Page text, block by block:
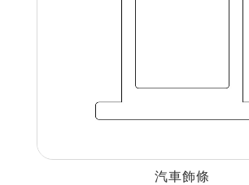
汽車飾條